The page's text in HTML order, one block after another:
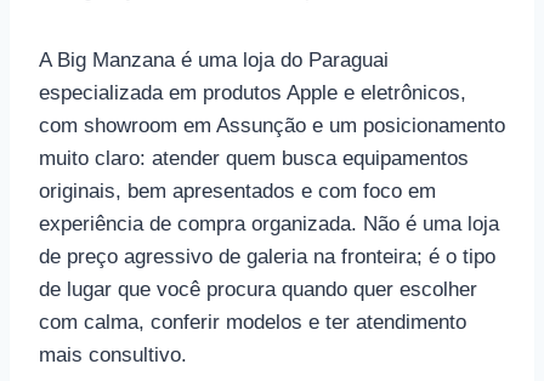
A Big Manzana é uma loja do Paraguai
especializada em produtos Apple e eletrônicos,
com showroom em Assunção e um posicionamento
muito claro: atender quem busca equipamentos
originais, bem apresentados e com foco em
experiência de compra organizada. Não é uma loja
de preço agressivo de galeria na fronteira; é o tipo
de lugar que você procura quando quer escolher
com calma, conferir modelos e ter atendimento
mais consultivo.